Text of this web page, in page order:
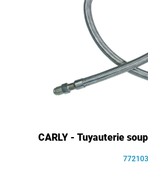
CARLY - Tuyauterie
772103